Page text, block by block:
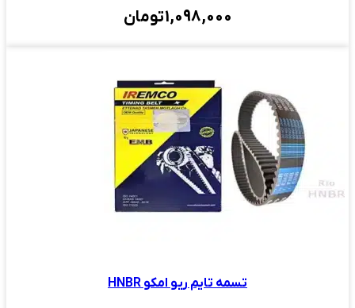
1,098,000تومان
تسمه تایم ریو امکو HNBR